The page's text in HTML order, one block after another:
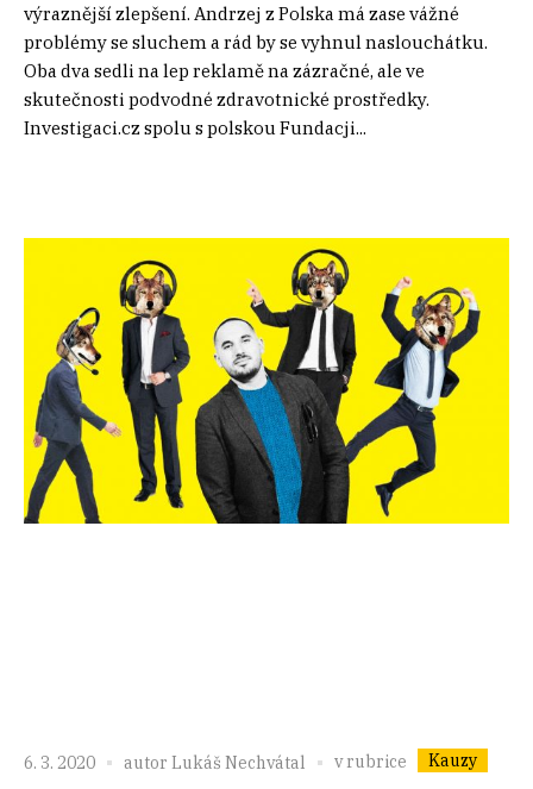
výraznější zlepšení. Andrzej z Polska má zase vážné
problémy se sluchem a rád by se vyhnul naslouchátku.
Oba dva sedli na lep reklamě na zázračné, ale ve
skutečnosti podvodné zdravotnické prostředky.
Investigaci.cz spolu s polskou Fundacji...
6. 3. 2020 autor Lukáš Nechvátal v rubrice Kauzy